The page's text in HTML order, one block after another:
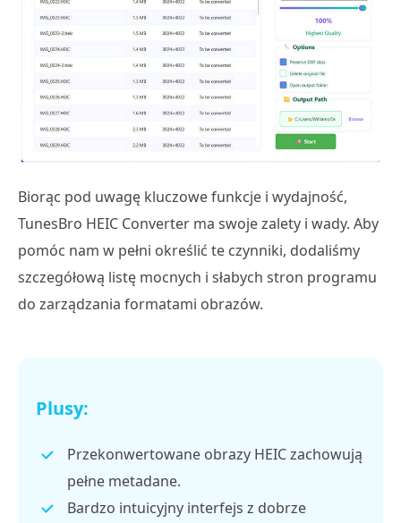
Biorąc pod uwagę kluczowe funkcje i wydajność,
TunesBro HEIC Converter ma swoje zalety i wady. Aby
pomóc nam w pełni określić te czynniki, dodaliśmy
szczegółową listę mocnych i słabych stron programu
do zarządzania formatami obrazów.
Plusy:
Przekonwertowane obrazy HEIC zachowują
pełne metadane.
Bardzo intuicyjny interfejs z dobrze